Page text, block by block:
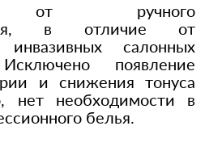
от ручного
в отличие от
салонных
появление
и снижения тонуса
нет необходимости в
белья.